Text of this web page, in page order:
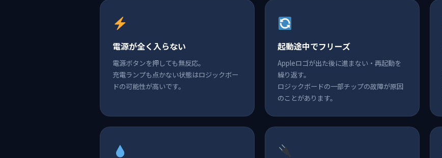
電源が全く入らない
電源ボタンを押しても無反応。
充電ランプも点かない状態はロジックボー
ドの可能性が高いです。
起動途中でフリーズ
Appleロゴが出た後に進まない・再起動を
繰り返す。
ロジックボードの一部チップの故障が原因
のことがあります。